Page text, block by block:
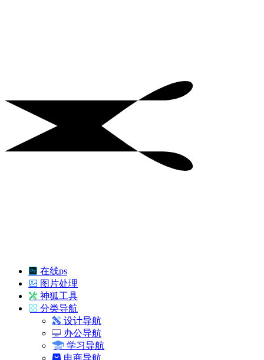
在线ps
图片处理
神狐工具
分类导航
设计导航
办公导航
学习导航
电商导航